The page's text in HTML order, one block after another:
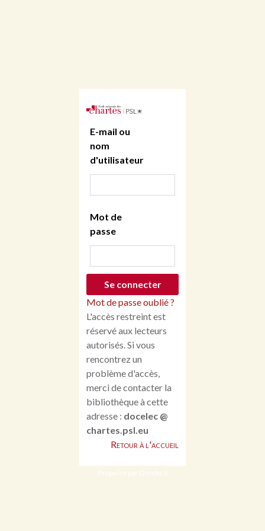
E-mail ou
nom
d'utilisateur
Mot de
passe
Mot de passe oublié ?
L'accès restreint est
réservé aux lecteurs
autorisés. Si vous
rencontrez un
problème d'accès,
merci de contacter la
bibliothèque à cette
adresse : docelec @
chartes.psl.eu
Retour à l'accueil
Propulsé par Omeka S